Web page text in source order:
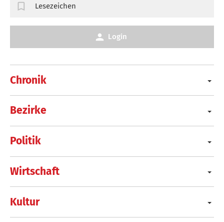
Chronik
Bezirke
Politik
Wirtschaft
Kultur
Lesezeichen
Login